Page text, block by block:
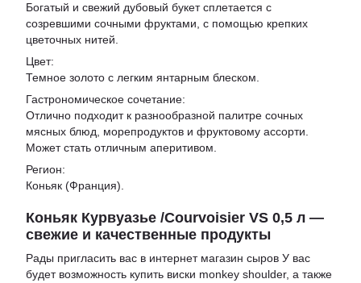
Богатый и свежий дубовый букет сплетается с
созревшими сочными фруктами, с помощью крепких
цветочных нитей.
Цвет:
Темное золото с легким янтарным блеском.
Гастрономическое сочетание:
Отлично подходит к разнообразной палитре сочных
мясных блюд, морепродуктов и фруктовому ассорти.
Может стать отличным аперитивом.
Регион:
Коньяк (Франция).
Коньяк Курвуазье /Courvoisier VS 0,5 л —
свежие и качественные продукты
Рады пригласить вас в интернет магазин сыров У вас
будет возможность купить виски monkey shoulder, а также